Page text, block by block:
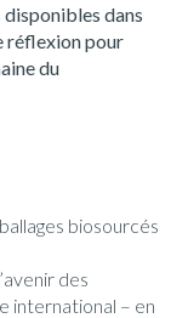
dans
réflexion pour
du
biosourcés
des
international – en